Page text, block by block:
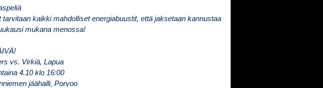
tarvitaan kaikki mahdolliset energiabuustit, että jaksetaan kannustaa
mukana menossa!
vs. Virkiä, Lapua
4.10 klo 16:00
jäähalli, Porvoo